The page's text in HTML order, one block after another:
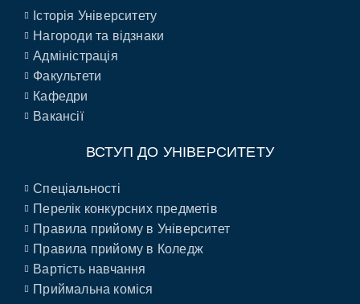
Історія Університету
Нагороди та відзнаки
Адміністрація
Факультети
Кафедри
Вакансії
ВСТУП ДО УНІВЕРСИТЕТУ
Спеціальності
Перелік конкурсних предметів
Правила прийому в Університет
Правила прийому в Коледж
Вартість навчання
Приймальна коміся